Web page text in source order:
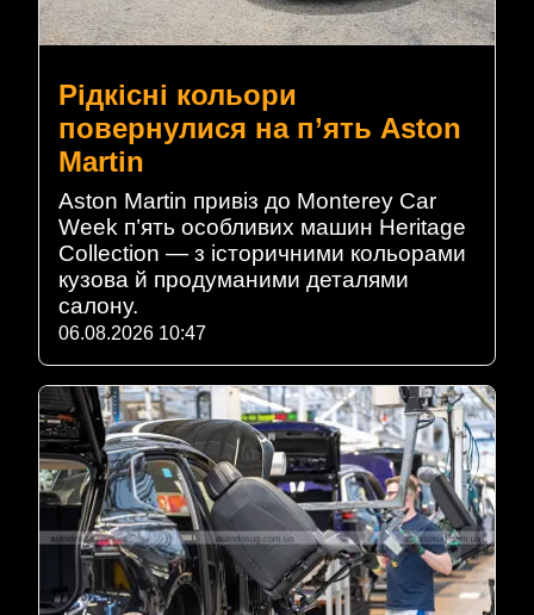
Рідкісні кольори
повернулися на п’ять Aston
Martin
Aston Martin привіз до Monterey Car
Week п’ять особливих машин Heritage
Collection — з історичними кольорами
кузова й продуманими деталями
салону.
06.08.2026 10:47